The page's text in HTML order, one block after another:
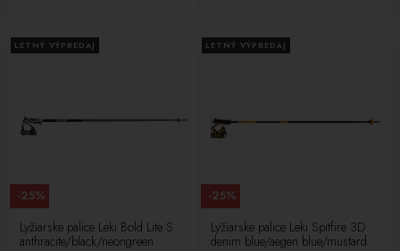
LETNÝ VÝPREDAJ
Lyžiarske palice Leki Bold Lite S
anthracite/black/neongreen
-25%
LETNÝ VÝPREDAJ
Lyžiarske palice Leki Spitfire 3D
denim blue/aegen blue/mustard
-25%